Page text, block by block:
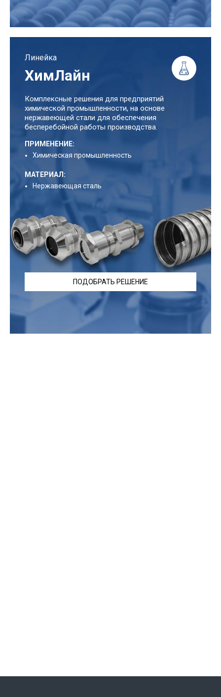
Линейка
ХимЛайн
Комплексные решения для предприятий
химической промышленности, на основе
нержавеющей стали для обеспечения
бесперебойной работы производства.
ПРИМЕНЕНИЕ:
Химическая промышленность
МАТЕРИАЛ:
Нержавеющая сталь
ПОДОБРАТЬ РЕШЕНИЕ